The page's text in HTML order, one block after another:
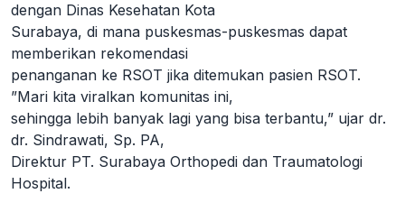
dengan Dinas Kesehatan Kota
Surabaya, di mana puskesmas-puskesmas dapat
memberikan rekomendasi
penanganan ke RSOT jika ditemukan pasien RSOT.
”Mari kita viralkan komunitas ini,
sehingga lebih banyak lagi yang bisa terbantu,” ujar dr.
dr. Sindrawati, Sp. PA,
Direktur PT. Surabaya Orthopedi dan Traumatologi
Hospital.